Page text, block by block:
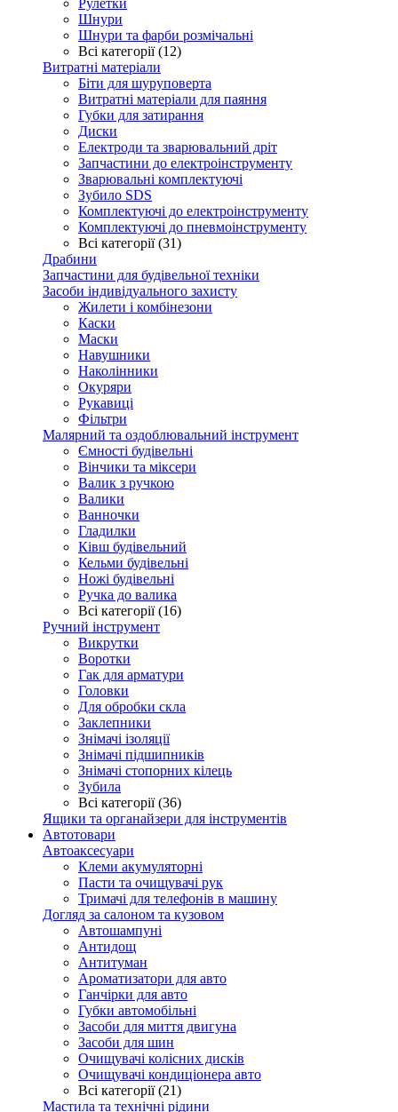
Рулетки
Шнури
Шнури та фарби розмічальні
Всі категорії (12)
Витратні матеріали
Біти для шуруповерта
Витратні матеріали для паяння
Губки для затирання
Диски
Електроди та зварювальний дріт
Запчастини до електроінструменту
Зварювальні комплектуючі
Зубило SDS
Комплектуючі до електроінструменту
Комплектуючі до пневмоінструменту
Всі категорії (31)
Драбини
Запчастини для будівельної техніки
Засоби індивідуального захисту
Жилети і комбінезони
Каски
Маски
Навушники
Наколінники
Окуряри
Рукавиці
Фільтри
Малярний та оздоблювальний інструмент
Ємності будівельні
Вінчики та міксери
Валик з ручкою
Валики
Ванночки
Гладилки
Ківш будівельний
Кельми будівельні
Ножі будівельні
Ручка до валика
Всі категорії (16)
Ручний інструмент
Викрутки
Воротки
Гак для арматури
Головки
Для обробки скла
Заклепники
Знімачі ізоляції
Знімачі підшипників
Знімачі стопорних кілець
Зубила
Всі категорії (36)
Ящики та органайзери для інструментів
Автотовари
Автоаксесуари
Клеми акумуляторні
Пасти та очищувачі рук
Тримачі для телефонів в машину
Догляд за салоном та кузовом
Автошампуні
Антидощ
Антитуман
Ароматизатори для авто
Ганчірки для авто
Губки автомобільні
Засоби для миття двигуна
Засоби для шин
Очищувачі колісних дисків
Очищувачі кондиціонера авто
Всі категорії (21)
Мастила та технічні рідини